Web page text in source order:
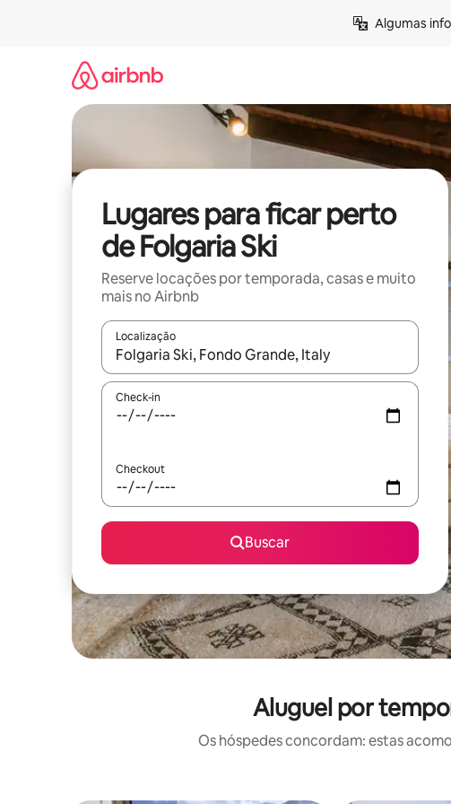
Algumas
Lugares para ficar perto
de Folgaria Ski
Reserve locações por temporada, casas e muito
mais no Airbnb
Localização
Quando os resultados estiverem disponíveis, explore-os
Check-in
Checkout
Buscar
Aluguel por
Os hóspedes concordam: estas